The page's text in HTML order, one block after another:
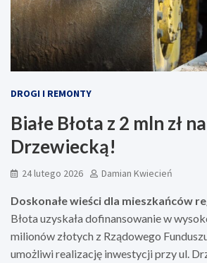
DROGI I REMONTY
Białe Błota z 2 mln zł
Drzewiecką!
24 lutego 2026 Damian Kwiecień
Doskonałe wieści dla mieszkańców
Błota uzyskała dofinansowanie w
milionów złotych z Rządowego
umożliwi realizację inwestycji przy ul.